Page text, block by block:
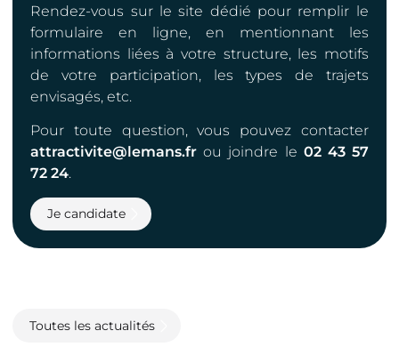
Rendez-vous sur le site dédié pour remplir le
formulaire en ligne, en mentionnant les
informations liées à votre structure, les motifs
de votre participation, les types de trajets
envisagés, etc.
Pour toute question, vous pouvez contacter
attractivite@lemans.fr ou joindre le 02 43 57
72 24.
Je candidate
Toutes les actualités